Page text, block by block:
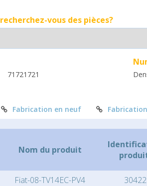
vous des pièces?
71721721
Fabrication en neuf
Nom du produit
Fiat-08-TV14EC-PV4 30422